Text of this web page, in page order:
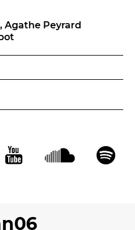
Agathe Peyrard